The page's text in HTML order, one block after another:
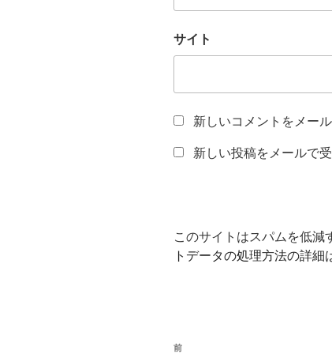
サイト
新しいコメントをメー
新しい投稿をメールで
このサイトはスパムを低減
トデータの処理方法の詳
投
前
前